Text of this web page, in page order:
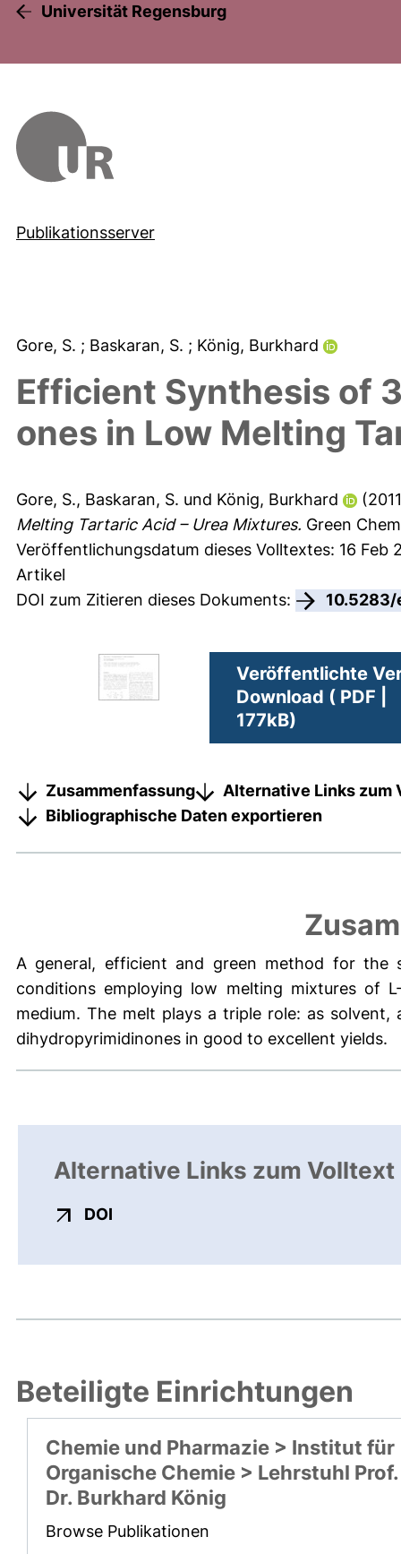
Universität Regensburg
Publikationsserver
Gore, S. ; Baskaran, S. ; König, Burkhard
Efficient Synthesis of
ones in Low Melting
Gore, S., Baskaran, S. und König, Burkhard
Melting Tartaric Acid – Urea Mixtures. Green
Veröffentlichungsdatum dieses Volltextes: 16 Feb
Artikel
DOI zum Zitieren dieses Dokuments:
10.5283/
Veröffentlichte
Download ( PDF |
177kB)
Zusammenfassung
Alternative Links zum
Bibliographische Daten exportieren
A general, efficient and green method for the
conditions employing low melting mixtures of
medium. The melt plays a triple role: as
dihydropyrimidinones in good to excellent yields.
Alternative Links zum Volltext
DOI
Beteiligte Einrichtungen
Chemie und Pharmazie > Institut für
Organische Chemie > Lehrstuhl Prof.
Dr. Burkhard König
Browse Publikationen